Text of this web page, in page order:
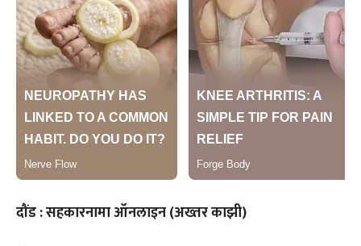
दौंड : सहकारनामा ऑनलाइन (अख्तर काझी)